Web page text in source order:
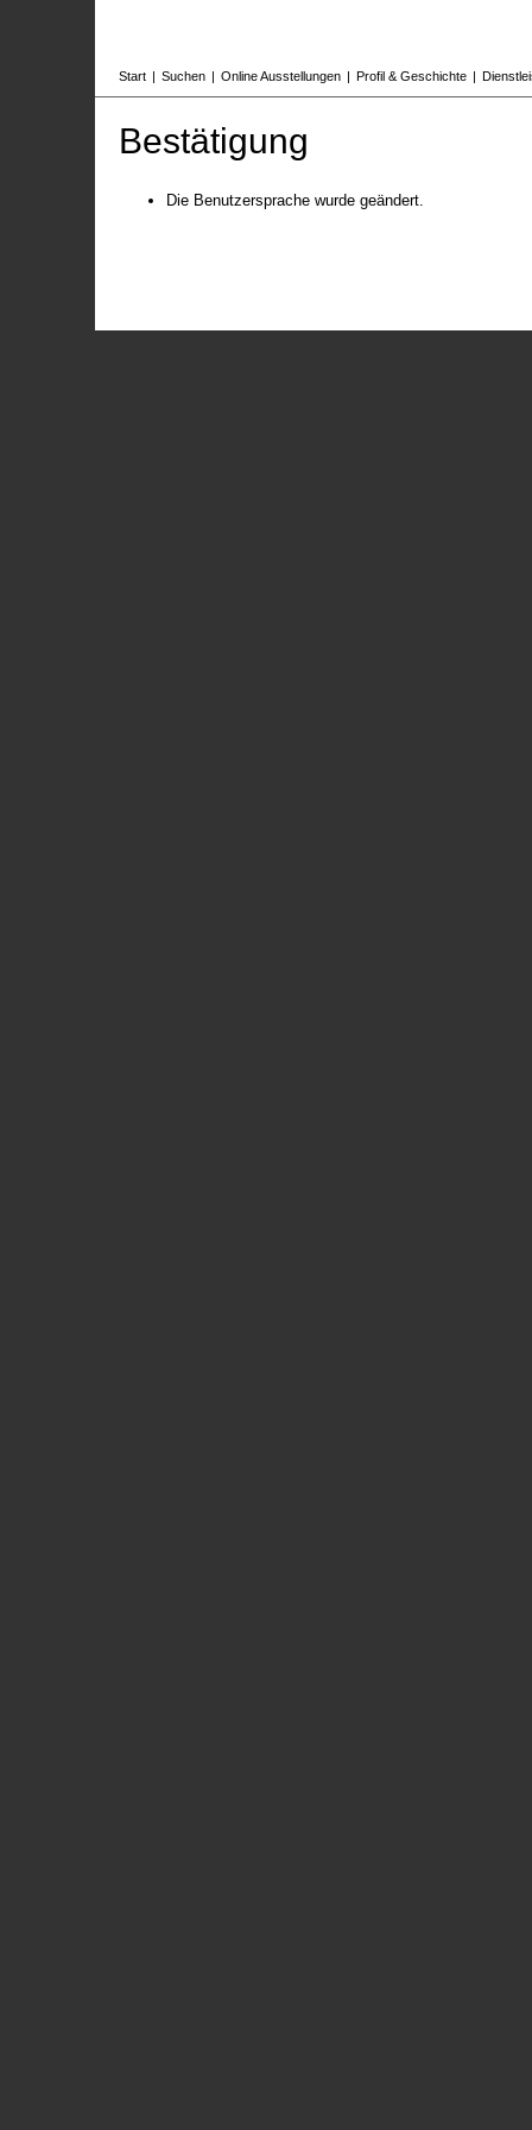
Start | Suchen | Online Ausstellungen | Profil & Geschichte |
Bestätigung
Die Benutzersprache wurde geändert.